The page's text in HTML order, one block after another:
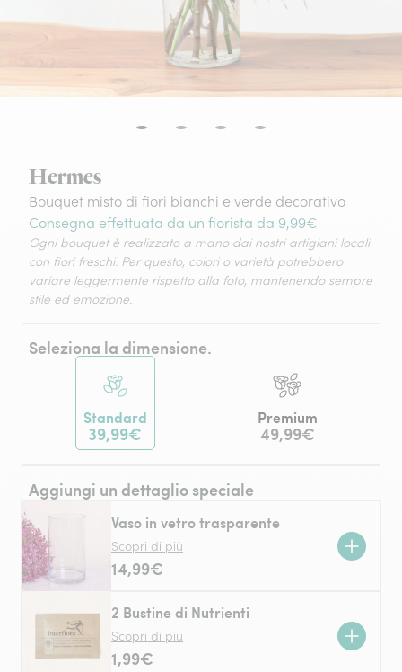
Hermes
Bouquet misto di fiori bianchi e verde decorativo
Consegna effettuata da un fiorista da 9,99€
Ogni bouquet è realizzato a mano dai nostri artigiani locali
con fiori freschi. Per questo, colori o varietà potrebbero
variare leggermente rispetto alla foto, mantenendo sempre
stile ed emozione.
Seleziona la dimensione.
Standard
39,99€
Premium
49,99€
Aggiungi un dettaglio speciale
Vaso in vetro trasparente
Scopri di più
14,99€
2 Bustine di Nutrienti
Scopri di più
1,99€